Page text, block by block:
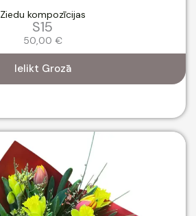
Ziedu kompozīcijas
S15
50,00 €
Ielikt Grozā